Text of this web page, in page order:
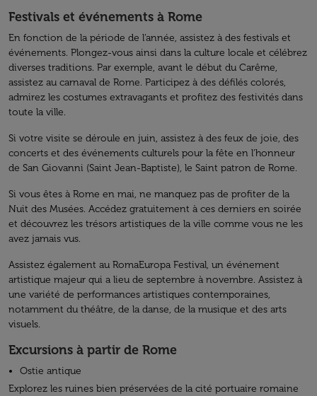
Festivals et événements à Rome
En fonction de la période de l’année, assistez à des festivals et
événements. Plongez-vous ainsi dans la culture locale et célébrez
diverses traditions. Par exemple, avant le début du Carême,
assistez au carnaval de Rome. Participez à des défilés colorés,
admirez les costumes extravagants et profitez des festivités dans
toute la ville.
Si votre visite se déroule en juin, assistez à des feux de joie, des
concerts et des événements culturels pour la fête en l’honneur
de San Giovanni (Saint Jean-Baptiste), le Saint patron de Rome.
Si vous êtes à Rome en mai, ne manquez pas de profiter de la
Nuit des Musées. Accédez gratuitement à ces derniers en soirée
et découvrez les trésors artistiques de la ville comme vous ne les
avez jamais vus.
Assistez également au RomaEuropa Festival, un événement
artistique majeur qui a lieu de septembre à novembre. Assistez à
une variété de performances artistiques contemporaines,
notamment du théâtre, de la danse, de la musique et des arts
visuels.
Excursions à partir de Rome
Ostie antique
Explorez les ruines bien préservées de la cité portuaire romaine